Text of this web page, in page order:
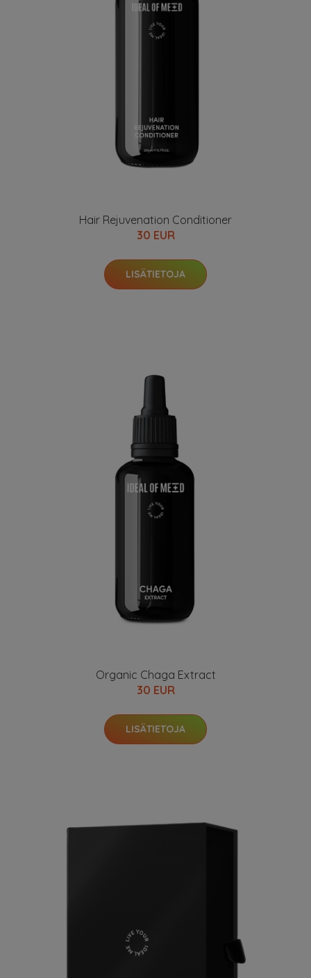
Hair Rejuvenation Conditioner
30 EUR
LISÄTIETOJA
Organic Chaga Extract
30 EUR
LISÄTIETOJA